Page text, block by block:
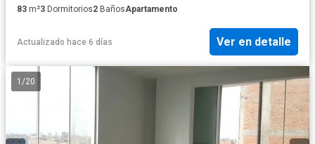
83 m²3 Dormitorios2 BañosApartamento
Actualizado hace 6 días Ver en detalle
1 /20